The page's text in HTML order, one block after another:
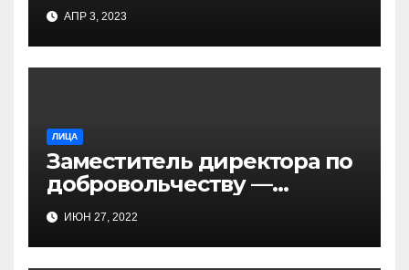
несовершеннолетних —
Шевелева Наталья
Андреевна
АПР 3, 2023
ЛИЦА
Заместитель директора по
добровольчеству —
Адгамова Ксения
Александровна
ИЮН 27, 2022